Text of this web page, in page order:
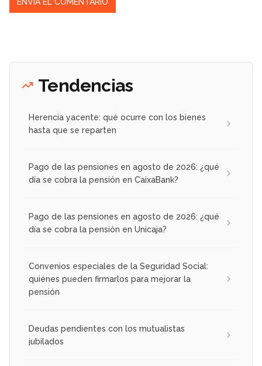
Tendencias
Herencia yacente: qué ocurre con los bienes
hasta que se reparten
Pago de las pensiones en agosto de 2026: ¿qué
día se cobra la pensión en CaixaBank?
Pago de las pensiones en agosto de 2026: ¿qué
día se cobra la pensión en Unicaja?
Convenios especiales de la Seguridad Social:
quiénes pueden firmarlos para mejorar la
pensión
Deudas pendientes con los mutualistas
jubilados